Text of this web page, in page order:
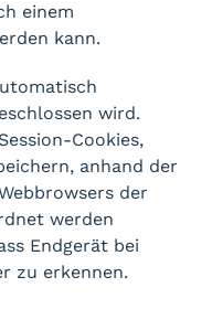
einem
kann.
wird.
Cookies,
anhand der
der
werden
Endgerät bei
zu erkennen.